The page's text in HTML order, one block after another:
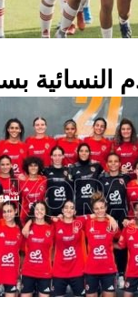
النسائية